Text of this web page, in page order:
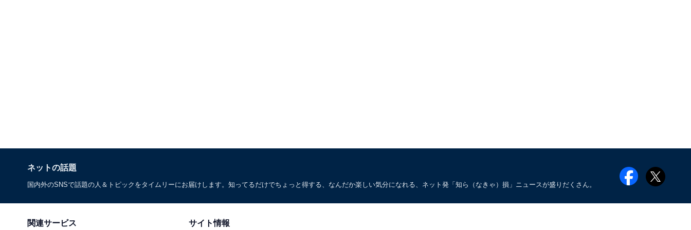
ネットの話題
国内外のSNSで話題の人＆トピックをタイムリーにお届けします。知ってるだけでちょっと得する、なんだか楽しい気分になれる、ネット発「知ら（なきゃ）損」ニュースが盛りだくさん。
関連サービス サイト情報